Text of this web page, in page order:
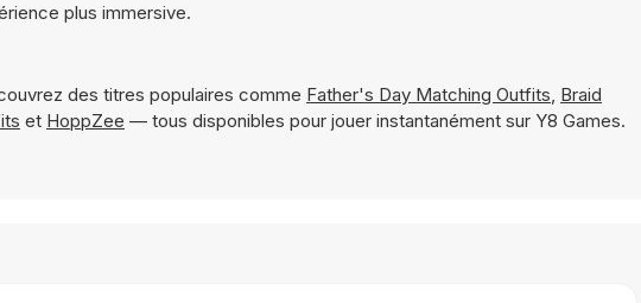
plus immersive.
des titres populaires comme Father's Day Matching Outfits, Braid
et HoppZee — tous disponibles pour jouer instantanément sur Y8 Games.